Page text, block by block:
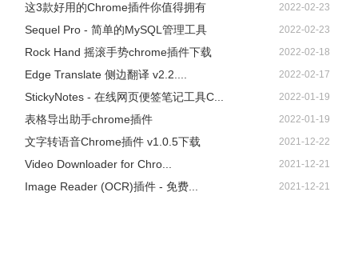
以上就是小编整理总结出的关于After Link Downloader下载器
的使用方法，我们打开After Link Downloader下载器，然后点
击添加选项，接着在弹框页面中输入文件的下载链接，最后
点击开始下载即可，感兴趣的小伙伴快去试试吧。
这3款好用的Chrome插件你值得拥有 2022-02-23
Sequel Pro - 简单的MySQL管理工具 2022-02-23
Rock Hand 摇滚手势chrome插件下载 2022-02-18
Edge Translate 侧边翻译 v2.2.... 2022-02-17
StickyNotes - 在线网页便签笔记工具C... 2022-01-19
表格导出助手chrome插件 2022-01-19
文字转语音Chrome插件 v1.0.5下载 2021-12-22
Video Downloader for Chro... 2021-12-21
Image Reader (OCR)插件 - 免费... 2021-12-21